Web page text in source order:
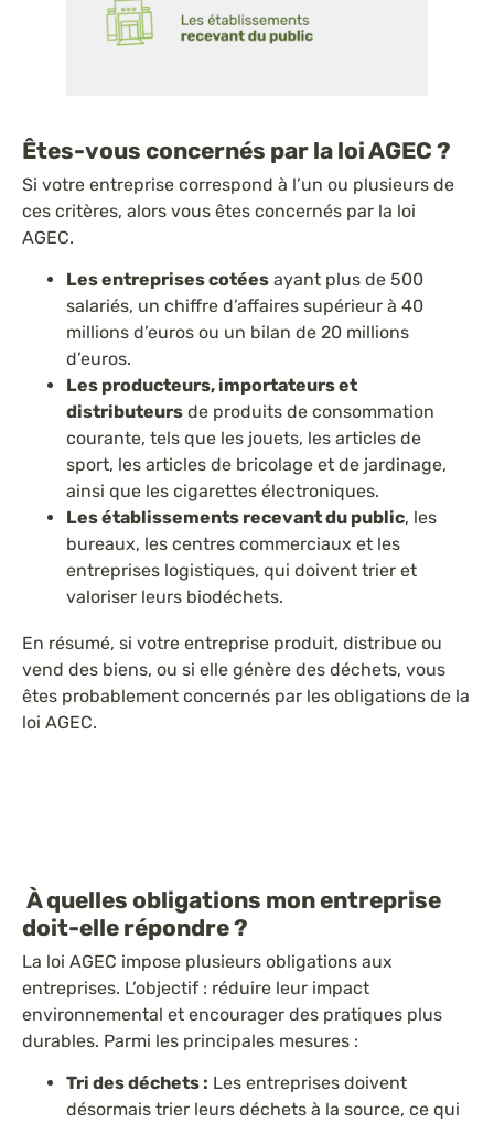
Êtes-vous concernés par la loi AGEC ?
Si votre entreprise correspond à l’un ou plusieurs de
ces critères, alors vous êtes concernés par la loi
AGEC.
Les entreprises cotées ayant plus de 500
salariés, un chiffre d’affaires supérieur à 40
millions d’euros ou un bilan de 20 millions
d’euros.
Les producteurs, importateurs et
distributeurs de produits de consommation
courante, tels que les jouets, les articles de
sport, les articles de bricolage et de jardinage,
ainsi que les cigarettes électroniques.
Les établissements recevant du public, les
bureaux, les centres commerciaux et les
entreprises logistiques, qui doivent trier et
valoriser leurs biodéchets.
En résumé, si votre entreprise produit, distribue ou
vend des biens, ou si elle génère des déchets, vous
êtes probablement concernés par les obligations de la
loi AGEC.
À quelles obligations mon entreprise
doit-elle répondre ?
La loi AGEC impose plusieurs obligations aux
entreprises. L’objectif : réduire leur impact
environnemental et encourager des pratiques plus
durables. Parmi les principales mesures :
Tri des déchets : Les entreprises doivent
désormais trier leurs déchets à la source, ce qui